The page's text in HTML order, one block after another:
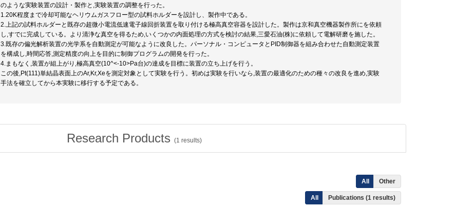
のような実験装置の設計・製作と,実験装置の調整を行った。
1.20K程度まで冷却可能なヘリウムガスフロー型の試料ホルダーを設計し、製作中である。
2.上記の試料ホルダーと既存の超微小電流低速電子線回折装置を取り付ける極高真空容器を設計した。製作は京和真空機器製作所にを依頼
し,すでに完成している。より清浄な真空を得るため,いくつかの内面処理の方式を検討の結果,三愛石油(株)に依頼して電解研磨を施した。
3.既存の偏光解析装置の光学系を自動測定が可能なように改良した。パーソナル・コンピュータとPID制御器を組み合わせた自動測定装置
を構成し,時間応答,測定精度の向上を目的に制御プログラムの開発を行った。
4.まもなく,装置が組上がり,極高真空(10^<-10>Pa台)の達成を目標に装置の立ち上げを行う。
この後,Pt(111)単結晶表面上のAr,Kr,Xeを測定対象として実験を行う。初めは実験を行いなら,装置の最適化のための種々の改良を進め,実験
手法を確立してから本実験に移行する予定である。
Research Products (1 results)
All Other
All Publications (1 results)